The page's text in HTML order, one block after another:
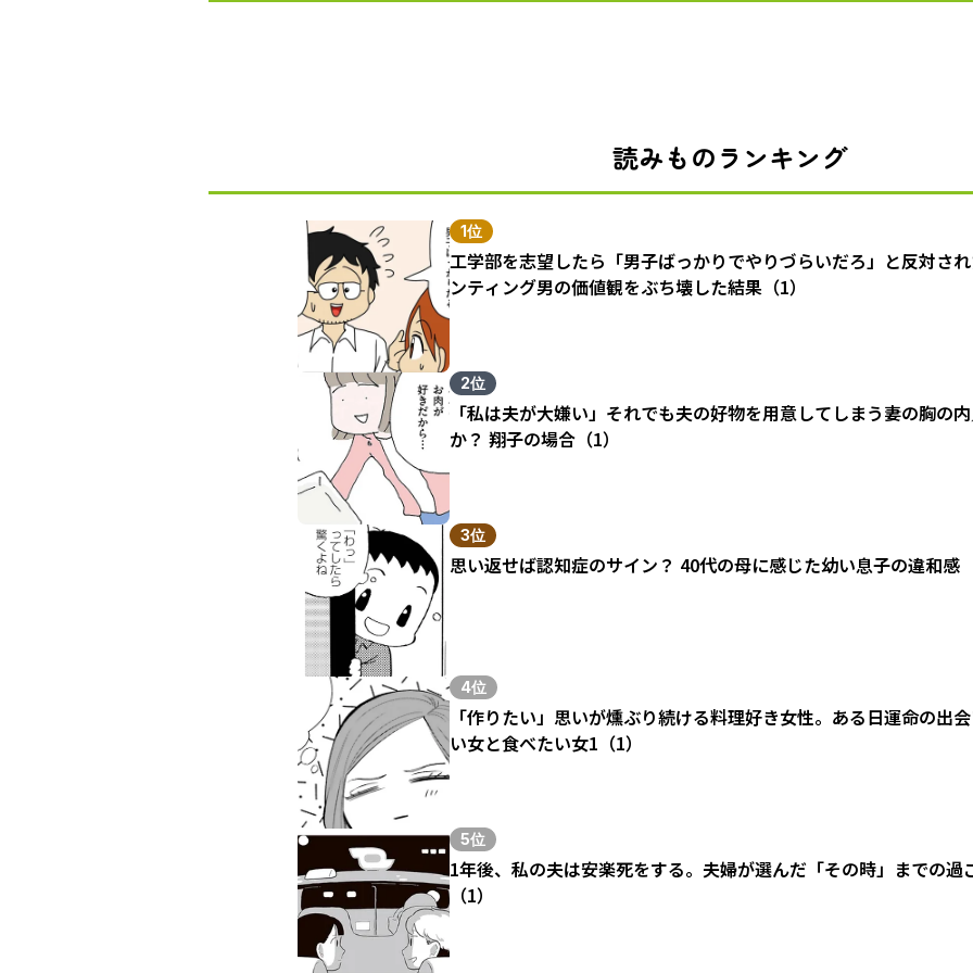
読みものランキング
1位
工学部を志望したら「男子ばっかりでやりづらいだろ」と反対さ
ンティング男の価値観をぶち壊した結果（1）
2位
「私は夫が大嫌い」それでも夫の好物を用意してしまう妻の胸の
か？ 翔子の場合（1）
3位
思い返せば認知症のサイン？ 40代の母に感じた幼い息子の違和感
4位
「作りたい」思いが燻ぶり続ける料理好き女性。ある日運命の出
い女と食べたい女1（1）
5位
1年後、私の夫は安楽死をする。夫婦が選んだ「その時」までの過
（1）